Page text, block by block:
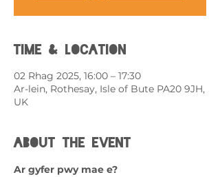
Time & Location
02 Rhag 2025, 16:00 – 17:30
Ar-lein, Rothesay, Isle of Bute PA20 9JH,
UK
About the event
Ar gyfer pwy mae e?